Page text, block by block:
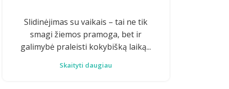
Slidinėjimas su vaikais – tai ne tik
smagi žiemos pramoga, bet ir
galimybė praleisti kokybišką laiką...
Skaityti daugiau